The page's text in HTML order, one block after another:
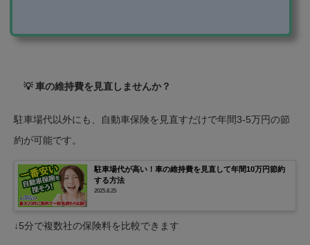
すすめします。 なんでクレジット払いにするのがいい
💡 車の維持費を見直しませんか？
駐車場代以外にも、自動車保険を見直すだけで年間3-5万円の節
約が可能です。
駐車場代が高い！車の維持費を見直して年間10万円節約
する方法
2025.8.25
↓5分で複数社の保険料を比較できます